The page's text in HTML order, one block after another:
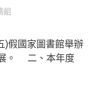
組
假國家圖書館舉辦
。 二、本年度